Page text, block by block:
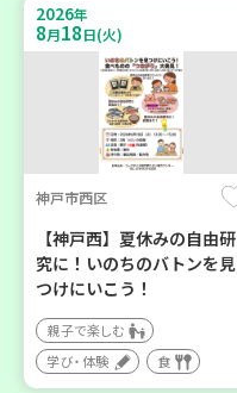
2026年
8月18日(火)
神戸市西区
【神戸西】夏休みの自由研
究に！いのちのバトンを見
つけにいこう！
親子で楽しむ
学び・体験
食